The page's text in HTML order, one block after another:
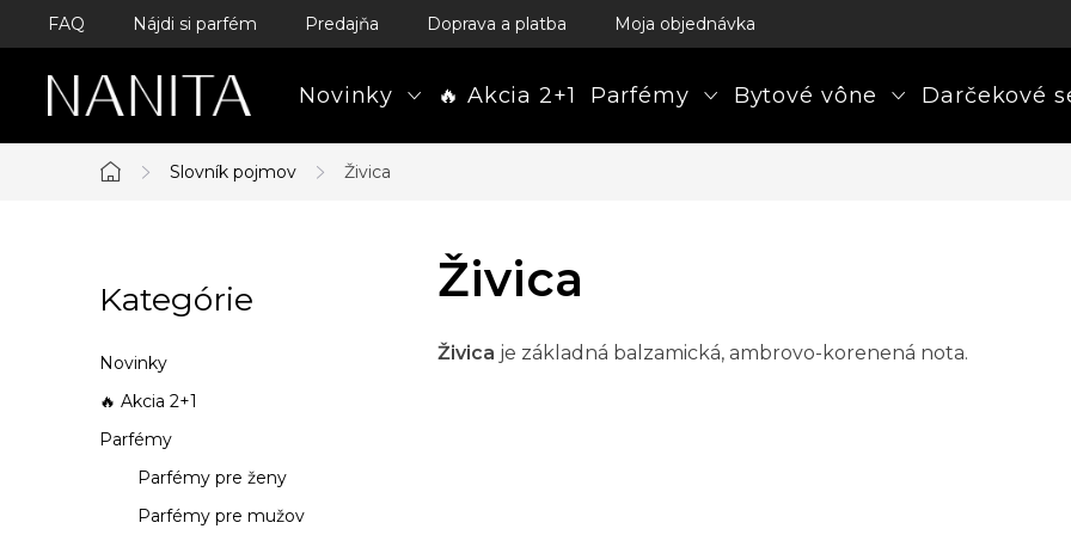
Prejsť
obsah
FAQ Nájdi si parfém Predajňa Doprava a platba Moja objednávka
Novinky 🔥 Akcia 2+1 Parfémy Bytové vône Darčekové
Domov
Slovník pojmov Živica
o
č
n
ý
Preskočiť
kategórie
Kategórie
Novinky
🔥 Akcia 2+1
Parfémy
Parfémy pre ženy
Parfémy pre mužov
Živica
Živica je základná balzamická, ambrovo-korenená nota.